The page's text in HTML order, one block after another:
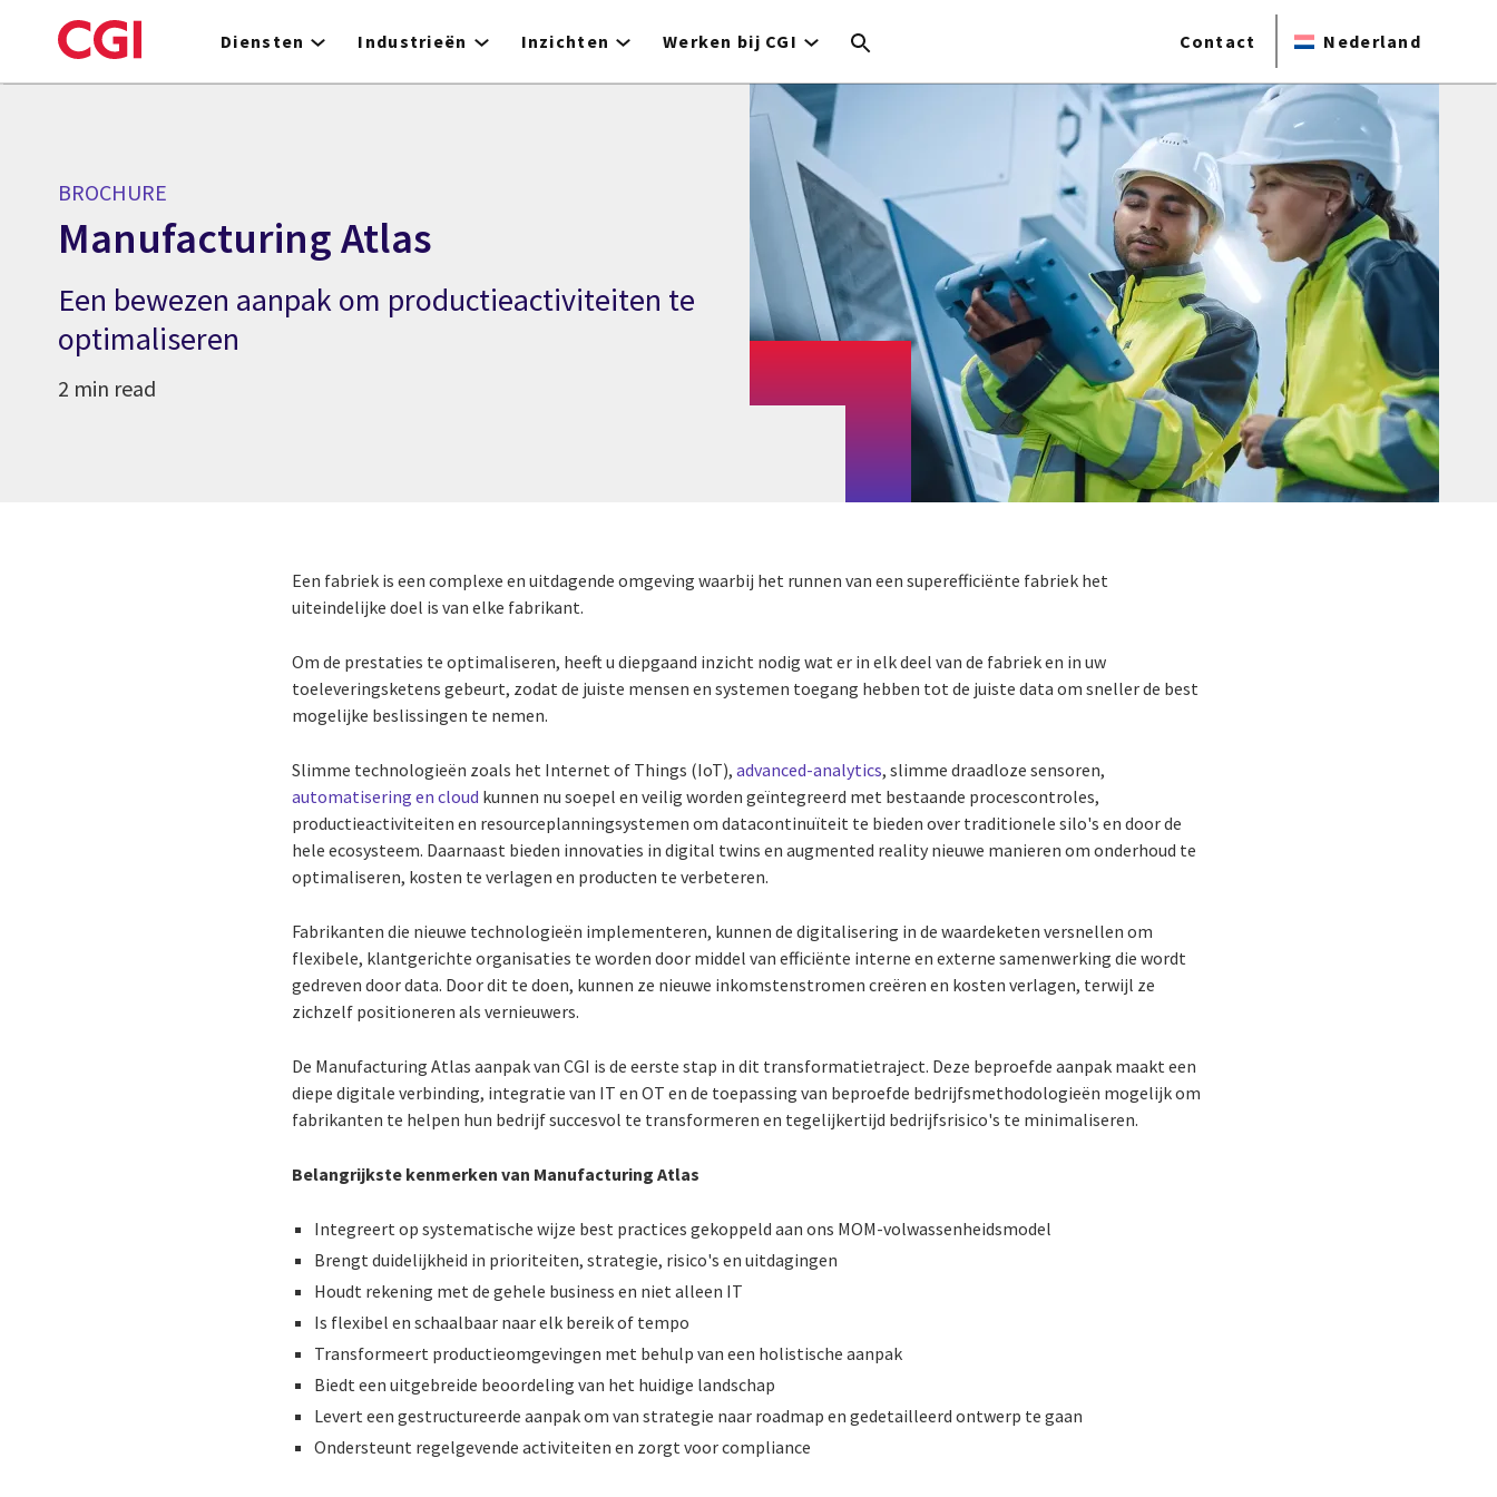
to
Diensten Industrieën Inzichten Werken bij CGI Contact Nederland
BROCHURE
Manufacturing Atlas
Een bewezen aanpak om productieactiviteiten te
optimaliseren
2 min read
Een fabriek is een complexe en uitdagende omgeving waarbij het runnen van een superefficiënte fabriek het
uiteindelijke doel is van elke fabrikant.
Om de prestaties te optimaliseren, heeft u diepgaand inzicht nodig wat er in elk deel van de fabriek en in uw
toeleveringsketens gebeurt, zodat de juiste mensen en systemen toegang hebben tot de juiste data om sneller de best
mogelijke beslissingen te nemen.
Slimme technologieën zoals het Internet of Things (IoT),advanced-analytics, slimme draadloze sensoren,
automatisering en cloud kunnen nu soepel en veilig worden geïntegreerd met bestaande procescontroles,
productieactiviteiten en resourceplanningsystemen om datacontinuïteit te bieden over traditionele silo's en door de
hele ecosysteem. Daarnaast bieden innovaties in digital twins en augmented reality nieuwe manieren om onderhoud te
optimaliseren, kosten te verlagen en producten te verbeteren.
Fabrikanten die nieuwe technologieën implementeren, kunnen de digitalisering in de waardeketen versnellen om
flexibele, klantgerichte organisaties te worden door middel van efficiënte interne en externe samenwerking die wordt
gedreven door data. Door dit te doen, kunnen ze nieuwe inkomstenstromen creëren en kosten verlagen, terwijl ze
zichzelf positioneren als vernieuwers.
De Manufacturing Atlas aanpak van CGI is de eerste stap in dit transformatietraject. Deze beproefde aanpak maakt een
diepe digitale verbinding, integratie van IT en OT en de toepassing van beproefde bedrijfsmethodologieën mogelijk om
fabrikanten te helpen hun bedrijf succesvol te transformeren en tegelijkertijd bedrijfsrisico's te minimaliseren.
Belangrijkste kenmerken van Manufacturing Atlas
Integreert op systematische wijze best practices gekoppeld aan ons MOM-volwassenheidsmodel
Brengt duidelijkheid in prioriteiten, strategie, risico's en uitdagingen
Houdt rekening met de gehele business en niet alleen IT
Is flexibel en schaalbaar naar elk bereik of tempo
Transformeert productieomgevingen met behulp van een holistische aanpak
Biedt een uitgebreide beoordeling van het huidige landschap
Levert een gestructureerde aanpak om van strategie naar roadmap en gedetailleerd ontwerp te gaan
Ondersteunt regelgevende activiteiten en zorgt voor compliance